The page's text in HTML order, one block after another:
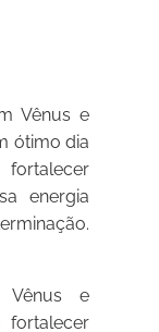
Vênus e
ótimo dia
energia
e